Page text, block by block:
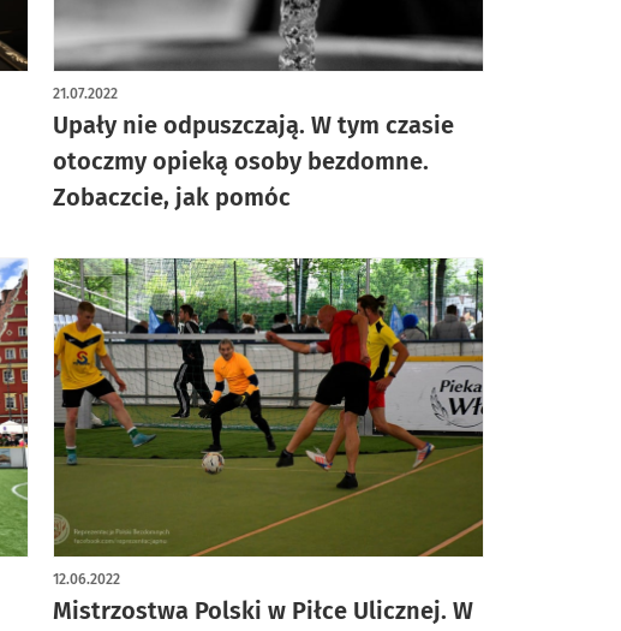
Upały nie odpuszczają. W tym czasie
otoczmy opieką osoby bezdomne.
Zobaczcie, jak pomóc
21.07.2022
Mistrzostwa Polski w Piłce Ulicznej. W
12.06.2022